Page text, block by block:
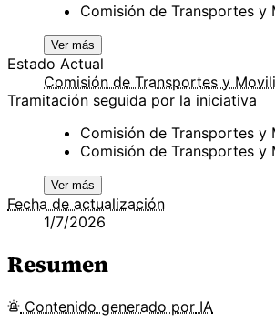
Comisión de Transportes y
Ver más
Estado Actual
Comisión de Transportes y
Tramitación seguida por la iniciativa
Comisión de Transportes
Comisión de Transportes
Ver más
Fecha de actualización
1/7/2026
Resumen
Contenido generado por IA